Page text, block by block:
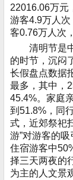
22016.06万元
游客4.9万人
客0.76万人次
清明节是
的时节，沉闷
长假盘点数据
最多，其中，
45.4%。家庭
到51.8%，同
式，近郊祭祀
游”对游客的
住宿游客中
择三天两夜的
为主的人文景